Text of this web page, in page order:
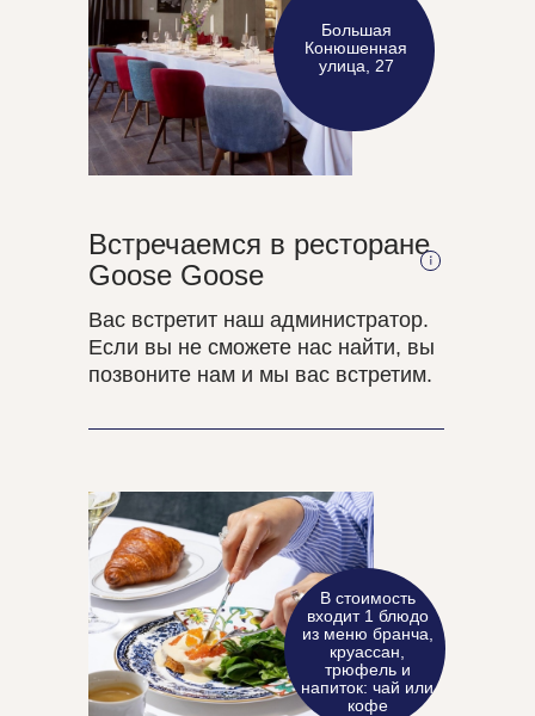
Встречаемся в ресторане
Goose Goose
Вас встретит наш администратор.
Если вы не сможете нас найти, вы
позвоните нам и мы вас встретим.
Большая
Конюшенная
улица, 27
В стоимость
входит 1 блюдо
из меню бранча,
круассан,
трюфель и
напиток: чай или
кофе